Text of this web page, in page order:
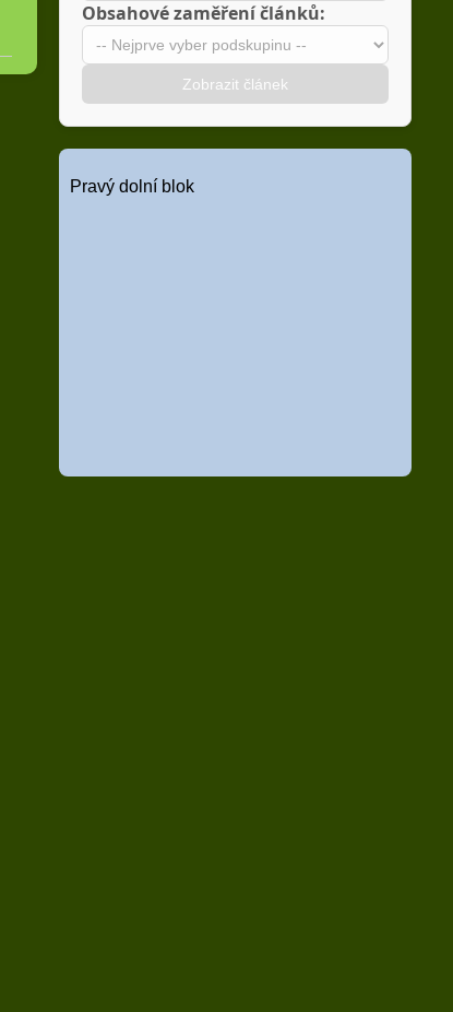
Obsahové zaměření článků:
Zobrazit článek
Pravý dolní blok